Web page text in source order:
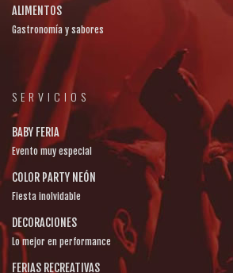
ALIMENTOS
Gastronomía y sabores
SERVICIOS
BABY FERIA
Evento muy especial
COLOR PARTY NEÓN
Fiesta inolvidable
DECORACIONES
Lo mejor en performance
FERIAS RECREATIVAS